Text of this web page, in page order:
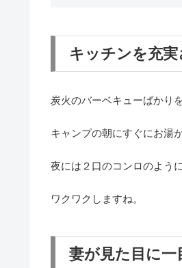
キッチンを充実
炭火のバーベキューばかり
キャンプの朝にすぐにお湯
夜には２口のコンロのよう
ワクワクしますね。
妻が見た目に一